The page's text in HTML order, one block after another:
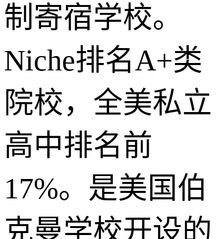
制寄宿学校。
Niche排名A+类
院校，全美私立
高中排名前
17%。是美国伯
克曼学校开设的